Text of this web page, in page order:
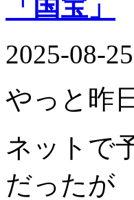
「国宝」
2025-08-25
やっと昨
ネットで
だったが